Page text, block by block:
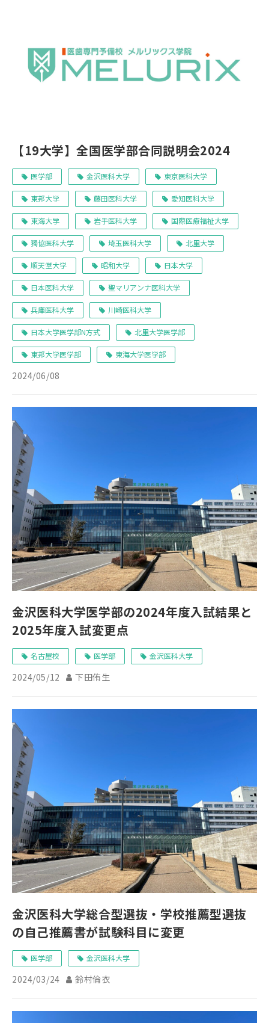
【19大学】全国医学部合同説明会2024
医学部 金沢医科大学 東京医科大学
東邦大学 藤田医科大学 愛知医科大学
東海大学 岩手医科大学 国際医療福祉大学
獨協医科大学 埼玉医科大学 北里大学
順天堂大学 昭和大学 日本大学
日本医科大学 聖マリアンナ医科大学
兵庫医科大学 川崎医科大学
日本大学医学部N方式 北里大学医学部
東邦大学医学部 東海大学医学部
2024/06/08
金沢医科大学医学部の2024年度入試結果と
2025年度入試変更点
名古屋校 医学部 金沢医科大学
2024/05/12 下田侑生
金沢医科大学総合型選抜・学校推薦型選抜
の自己推薦書が試験科目に変更
医学部 金沢医科大学
2024/03/24 鈴村倫衣